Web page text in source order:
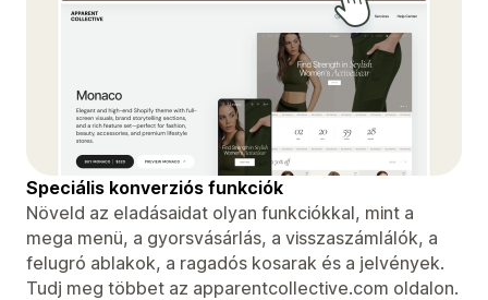
Speciális konverziós funkciók
Növeld az eladásaidat olyan funkciókkal, mint a
mega menü, a gyorsvásárlás, a visszaszámlálók, a
felugró ablakok, a ragadós kosarak és a jelvények.
Tudj meg többet az apparentcollective.com oldalon.